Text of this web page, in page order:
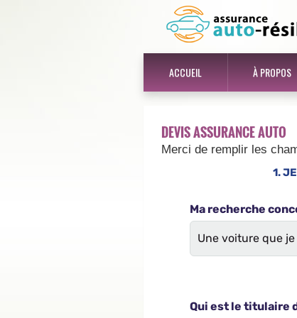
ACCUEIL À PROPOS
DEVIS ASSURANCE AUTO
Merci de remplir les